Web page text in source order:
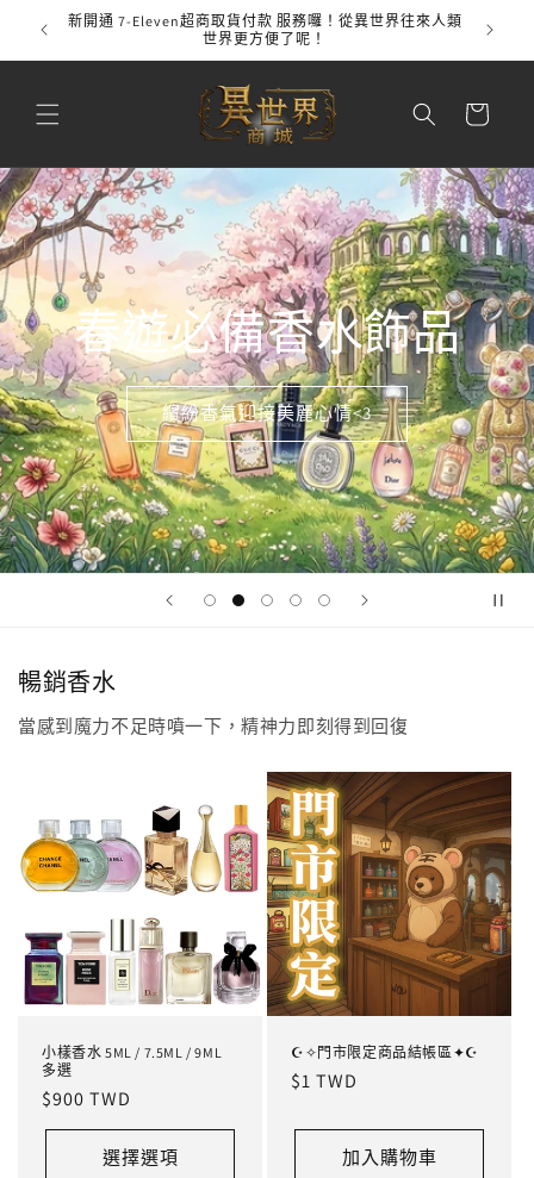
跳至內
容
新開通 7-Eleven超商取貨付款 服務囉！從異世界往來人類
世界更方便了呢！
物
春遊必備香水飾品
繽紛香氣迎接美麗心情<3
暢銷香水
當感到魔力不足時噴一下，精神力即刻得到回復
小樣香水 5ML / 7.5ML / 9ML
多選
定
價
$900 TWD
選擇選項
☪✧門市限定商品結帳區✦☪
定
$1 TWD
加入購物車